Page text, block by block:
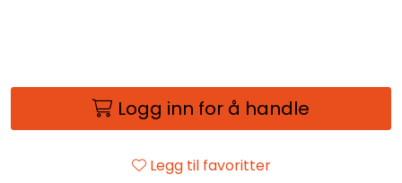
Logg inn for å handle
Legg til favoritter